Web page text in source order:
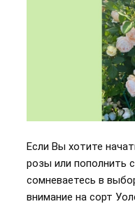
Если Вы хотите
розы или пополнить
сомневаетесь в
внимание на сорт